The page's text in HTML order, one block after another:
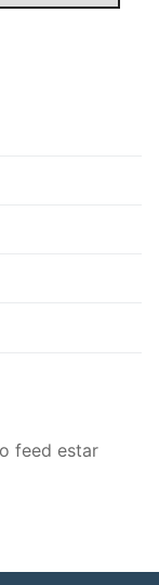
feed estar